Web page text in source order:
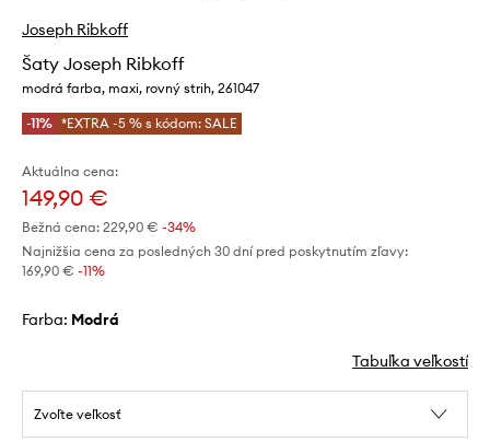
Joseph Ribkoff
Šaty Joseph Ribkoff
modrá farba, maxi, rovný strih, 261047
-11% *EXTRA -5 % s kódom: SALE
Aktuálna cena:
149,90 €
Bežná cena: 229,90 € -34%
Najnižšia cena za posledných 30 dní pred poskytnutím zľavy:
169,90 € -11%
Farba: modrá
Tabuľka veľkostí
Zvoľte veľkosť